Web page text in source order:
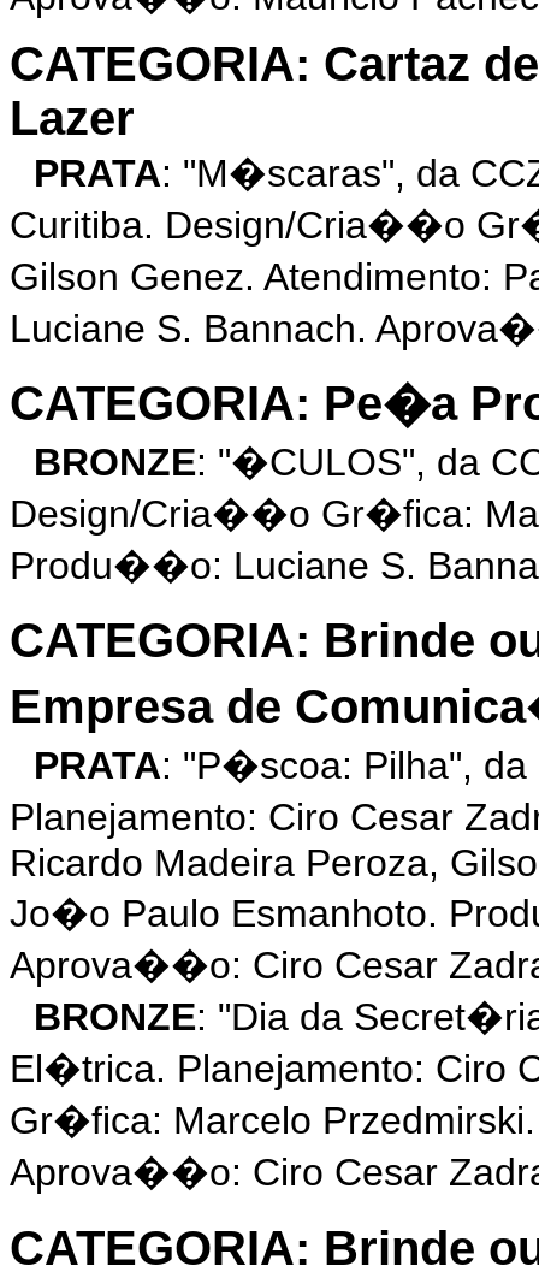
CATEGORIA: Cartaz
Lazer
PRATA: "M�scaras", da
Curitiba. Design/Cria��o
Gilson Genez. Atendimento:
Luciane S. Bannach.
CATEGORIA: Pe�a
BRONZE: "�CULOS", da
Design/Cria��o Gr�fica:
Produ��o: Luciane S.
CATEGORIA: Brinde
Empresa de
PRATA: "P�scoa: Pilha",
Planejamento: Ciro Cesar
Ricardo Madeira Peroza,
Jo�o Paulo Esmanhoto.
Aprova��o: Ciro Cesar
BRONZE: "Dia da
El�trica. Planejamento: Ciro
Gr�fica: Marcelo
Aprova��o: Ciro Cesar
CATEGORIA: Brinde